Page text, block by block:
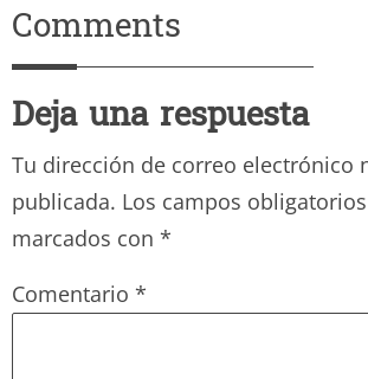
Comments
Deja una respuesta
Tu dirección de correo electrónico
publicada. Los campos
marcados con *
Comentario *